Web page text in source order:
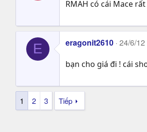
RMAH có cái Mace
E eragonit2610 24/6/12
bạn cho giá đi ! cái
1 2 3 Tiếp